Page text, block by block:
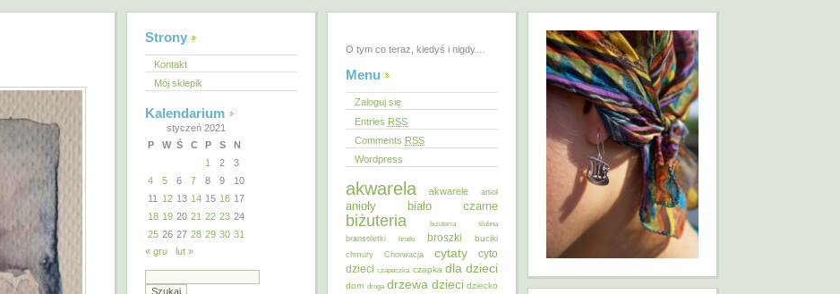
Strony
Kontakt
Mój sklepik
Kalendarium
styczeń 2021
P
W Ś C P S
N
1
2
3
4
5 6 7 8 9
10
11
12 13 14 15 16 17
18 19 20 21 22 23 24
25 26 27 28 29 30 31
« gru
lut »
O tym co teraz, kiedyś i nigdy…
Menu
Zaloguj się
Entries RSS
Comments RSS
Wordpress
akwarela akwarele anioł
anioły biało czarne
biżuteria
biżuteria ślubna
bransoletki
bratki broszki buciki
chmury Chorwacja cytaty
cyto
dzieci czapeczka czapka dla dzieci
dom droga drzewa dzieci dziecko